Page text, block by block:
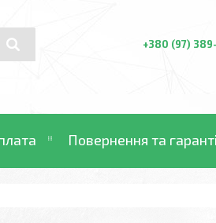
+380 (97)
Повернення та